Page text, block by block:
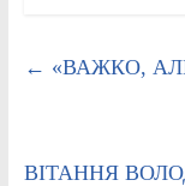
← «ВАЖКО,
ВІТАННЯ